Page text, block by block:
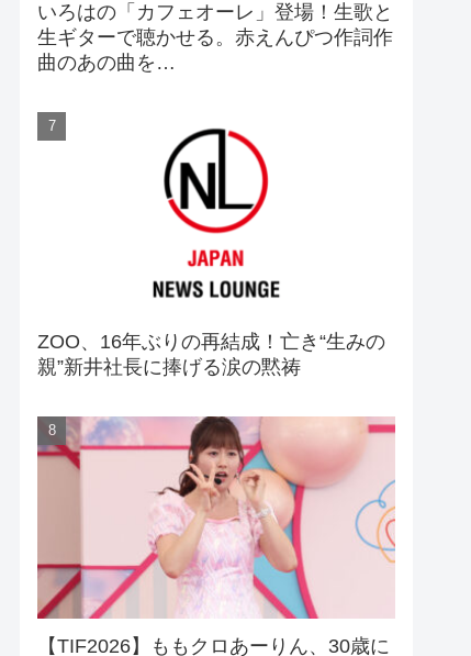
いろはの「カフェオーレ」登場！生歌と
生ギターで聴かせる。赤えんぴつ作詞作
曲のあの曲を…
ZOO、16年ぶりの再結成！亡き“生みの
親”新井社長に捧げる涙の黙祷
【TIF2026】ももクロあーりん、30歳に